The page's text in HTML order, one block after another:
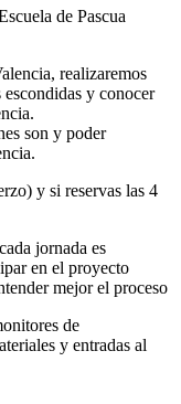
de Pascua
realizaremos
y conocer
son y poder
y si reservas las 4
jornada es
en el proyecto
mejor el proceso
de
y entradas al